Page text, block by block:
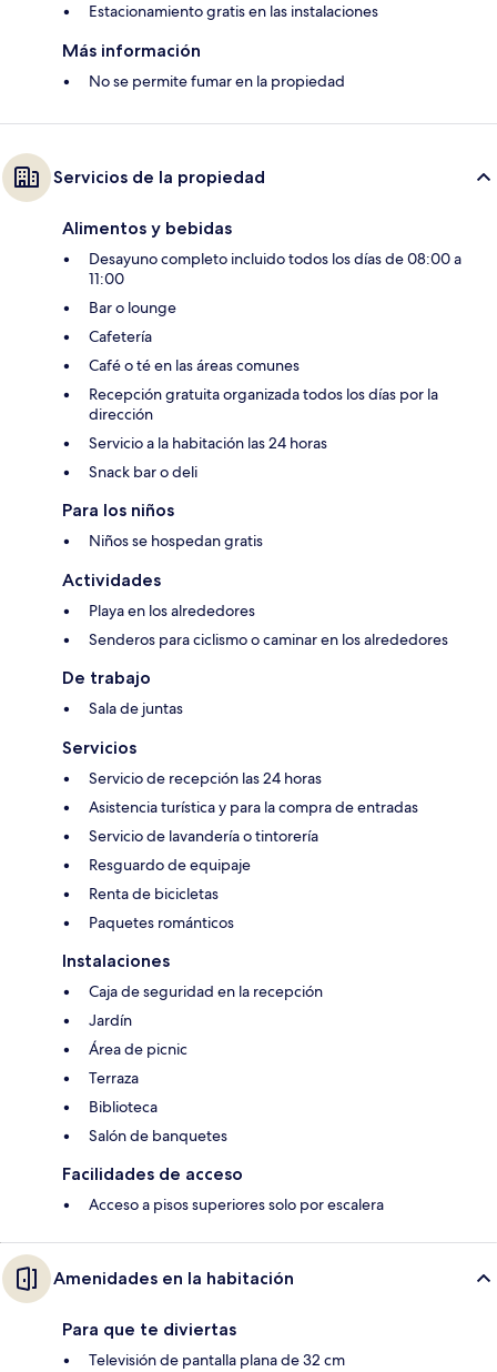
Estacionamiento gratis en las instalaciones
Más información
No se permite fumar en la propiedad
Servicios de la propiedad
Alimentos y bebidas
Desayuno completo incluido todos los días de 08:00 a
11:00
Bar o lounge
Cafetería
Café o té en las áreas comunes
Recepción gratuita organizada todos los días por la
dirección
Servicio a la habitación las 24 horas
Snack bar o deli
Para los niños
Niños se hospedan gratis
Actividades
Playa en los alrededores
Senderos para ciclismo o caminar en los alrededores
De trabajo
Sala de juntas
Servicios
Servicio de recepción las 24 horas
Asistencia turística y para la compra de entradas
Servicio de lavandería o tintorería
Resguardo de equipaje
Renta de bicicletas
Paquetes románticos
Instalaciones
Caja de seguridad en la recepción
Jardín
Área de picnic
Terraza
Biblioteca
Salón de banquetes
Facilidades de acceso
Acceso a pisos superiores solo por escalera
Amenidades en la habitación
Para que te diviertas
Televisión de pantalla plana de 32 cm